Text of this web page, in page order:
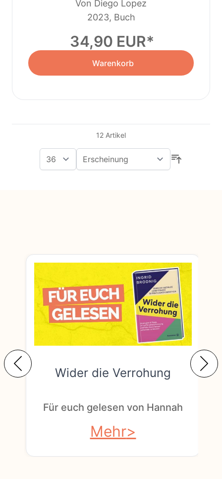
Von Diego Lopez
2023, Buch
34,90 EUR
Warenkorb
12 Artikel
Wider die Verrohung
Für euch gelesen von Hannah
Mehr